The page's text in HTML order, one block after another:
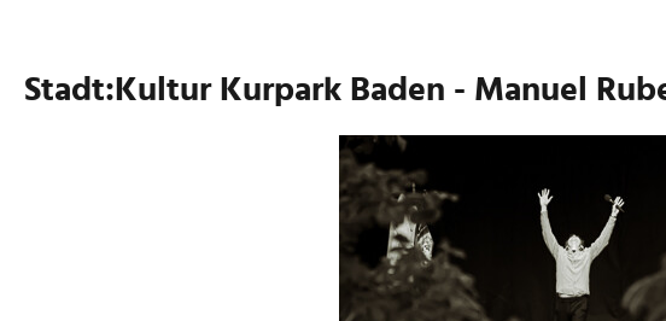
Stadt:Kultur Kurpark